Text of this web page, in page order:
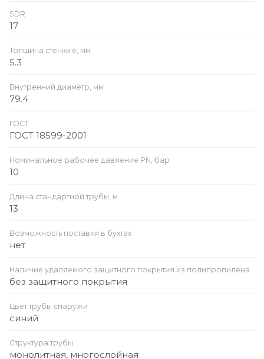
SDR
17
Толщина стенки e, мм
5.3
Внутренний диаметр, мм
79.4
ГОСТ
ГОСТ 18599-2001
Номинальное рабочее давление PN, бар
10
Длина стандартной трубы, м
13
Возможность поставки в бухтах
нет
Наличие удаляемого защитного покрытия из полипропилена
без защитного покрытия
Цвет трубы снаружи
синий
Структура трубы
монолитная, многослойная